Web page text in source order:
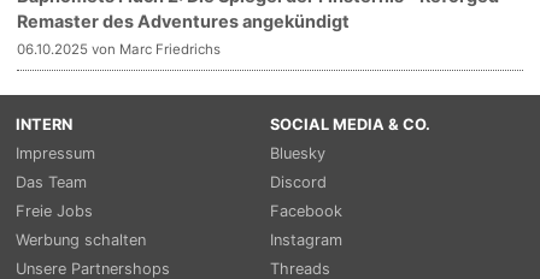
Remaster des Adventures angekündigt
06.10.2025 von Marc Friedrichs
INTERN
Impressum
Das Team
Freie Jobs
Werbung schalten
Unsere Partnershops
SOCIAL MEDIA & CO.
Bluesky
Discord
Facebook
Instagram
Threads